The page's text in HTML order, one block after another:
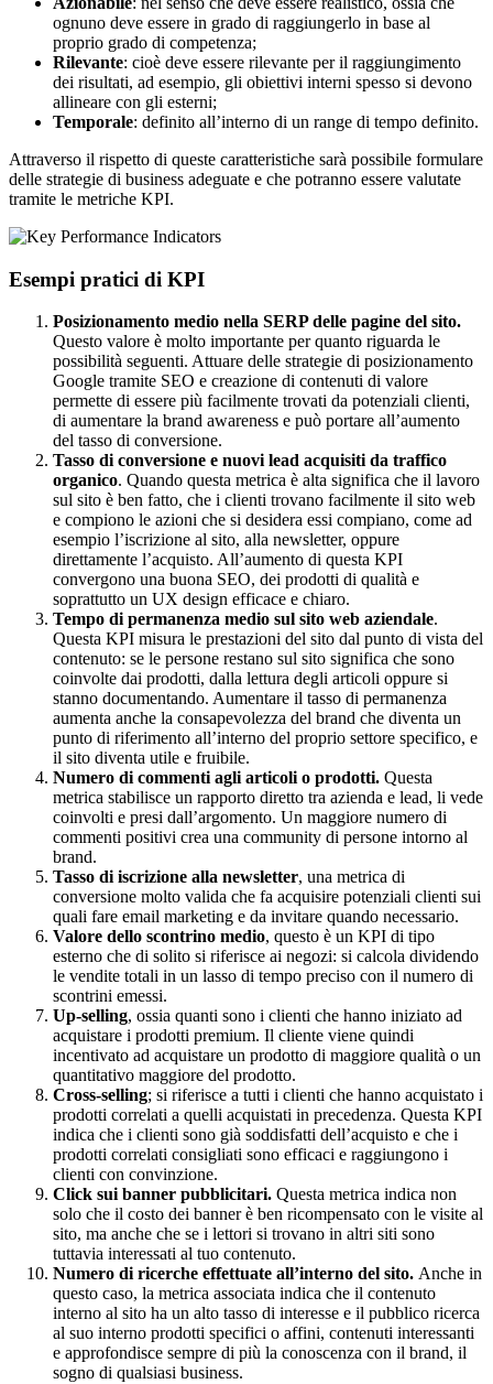
ognuno deve essere in grado di raggiungerlo in base al
proprio grado di competenza;
Rilevante: cioè deve essere rilevante per il raggiungimento
dei risultati, ad esempio, gli obiettivi interni spesso si devono
allineare con gli esterni;
Temporale: definito all’interno di un range di tempo definito.
Attraverso il rispetto di queste caratteristiche sarà possibile formulare
delle strategie di business adeguate e che potranno essere valutate
tramite le metriche KPI.
Esempi pratici di KPI
Posizionamento medio nella SERP delle pagine del sito.
Questo valore è molto importante per quanto riguarda le
possibilità seguenti. Attuare delle strategie di posizionamento
Google tramite SEO e creazione di contenuti di valore
permette di essere più facilmente trovati da potenziali clienti,
di aumentare la brand awareness e può portare all’aumento
del tasso di conversione.
Tasso di conversione e nuovi lead acquisiti da traffico
organico. Quando questa metrica è alta significa che il lavoro
sul sito è ben fatto, che i clienti trovano facilmente il sito web
e compiono le azioni che si desidera essi compiano, come ad
esempio l’iscrizione al sito, alla newsletter, oppure
direttamente l’acquisto. All’aumento di questa KPI
convergono una buona SEO, dei prodotti di qualità e
soprattutto un UX design efficace e chiaro.
Tempo di permanenza medio sul sito web aziendale.
Questa KPI misura le prestazioni del sito dal punto di vista del
contenuto: se le persone restano sul sito significa che sono
coinvolte dai prodotti, dalla lettura degli articoli oppure si
stanno documentando. Aumentare il tasso di permanenza
aumenta anche la consapevolezza del brand che diventa un
punto di riferimento all’interno del proprio settore specifico, e
il sito diventa utile e fruibile.
Numero di commenti agli articoli o prodotti. Questa
metrica stabilisce un rapporto diretto tra azienda e lead, li vede
coinvolti e presi dall’argomento. Un maggiore numero di
commenti positivi crea una community di persone intorno al
brand.
Tasso di iscrizione alla newsletter, una metrica di
conversione molto valida che fa acquisire potenziali clienti sui
quali fare email marketing e da invitare quando necessario.
Valore dello scontrino medio, questo è un KPI di tipo
esterno che di solito si riferisce ai negozi: si calcola dividendo
le vendite totali in un lasso di tempo preciso con il numero di
scontrini emessi.
Up-selling, ossia quanti sono i clienti che hanno iniziato ad
acquistare i prodotti premium. Il cliente viene quindi
incentivato ad acquistare un prodotto di maggiore qualità o un
quantitativo maggiore del prodotto.
Cross-selling; si riferisce a tutti i clienti che hanno acquistato i
prodotti correlati a quelli acquistati in precedenza. Questa KPI
indica che i clienti sono già soddisfatti dell’acquisto e che i
prodotti correlati consigliati sono efficaci e raggiungono i
clienti con convinzione.
Click sui banner pubblicitari. Questa metrica indica non
solo che il costo dei banner è ben ricompensato con le visite al
sito, ma anche che se i lettori si trovano in altri siti sono
tuttavia interessati al tuo contenuto.
Numero di ricerche effettuate all’interno del sito. Anche in
questo caso, la metrica associata indica che il contenuto
interno al sito ha un alto tasso di interesse e il pubblico ricerca
al suo interno prodotti specifici o affini, contenuti interessanti
e approfondisce sempre di più la conoscenza con il brand, il
sogno di qualsiasi business.